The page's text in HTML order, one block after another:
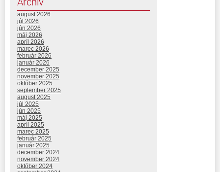
august 2026
júl 2026
jún 2026
máj 2026
apríl 2026
marec 2026
február 2026
január 2026
december 2025
november 2025
október 2025
september 2025
august 2025
júl 2025
jún 2025
máj 2025
apríl 2025
marec 2025
február 2025
január 2025
december 2024
november 2024
október 2024